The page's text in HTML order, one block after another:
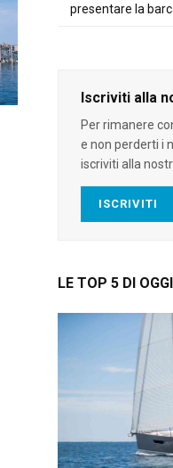
presentare la
Iscriviti alla
Per rimanere
e non perderti i
iscriviti alla
ISCRIVITI
LE TOP 5 DI